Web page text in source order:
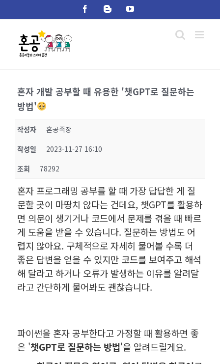
FacebookBloggerYouTube
혼자 개발 공부할 때 유용한 '챗GPT로 질문하는
방법'
작성자
혼공족장
작성일
2023-11-27 16:10
조회
78292
혼자 프로그래밍 공부를 할 때 가장 답답한 게 질
문할 곳이 마땅치 않다는 건데요, 챗GPT를 활용하
면 의문이 생기거나 코드에서 문제를 겪을 때 빠르
게 도움을 받을 수 있습니다. 질문하는 방법도 어
렵지 않아요. 구체적으로 자세히 물어볼 수록 더
좋은 답변을 얻을 수 있지만 코드를 보여주고 해석
해 달라고 하거나 오류가 발생하는 이유를 알려달
라고 간단하게 물어봐도 괜찮습니다.
파이썬을 혼자 공부한다고 가정할 때 활용하면 좋
은 '챗GPT로 질문하는 방법'을 알려드릴게요.